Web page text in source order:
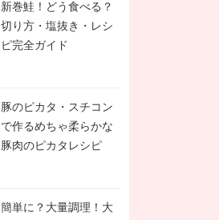
新巻鮭！どう食べる？
切り方・塩抜き・レシ
ピ完全ガイド
豚のピカタ・スチコン
で作るめちゃ柔らかな
豚肉のピカタレシピ
簡単に？大量調理！大